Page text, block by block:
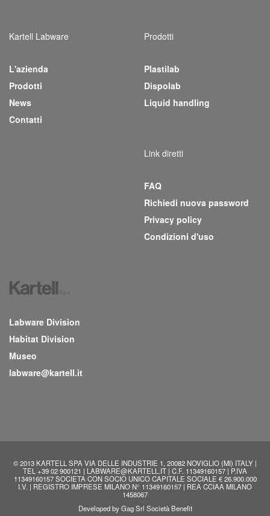
Kartell Labware
L'azienda
Prodotti
News
Contatti
Prodotti
Plastilab
Dispolab
Liquid handling
Link diretti
FAQ
Richiedi nuova password
Privacy policy
Condizioni d'uso
Labware Division
Habitat Division
Museo
labware@kartell.it
© 2013 KARTELL SPA VIA DELLE INDUSTRIE 1, 20082 NOVIGLIO (MI) ITALY |
TEL +39 02 900121 | LABWARE@KARTELL.IT | C.F. 11349160157 | P.IVA
11349160157 SOCIETA CON SOCIO UNICO CAPITALE SOCIALE € 26.900.000
I.V. | REGISTRO IMPRESE MILANO N° 11349160157 | REA CCIAA MILANO
1458067
Developed byGag Srl Società Benefit